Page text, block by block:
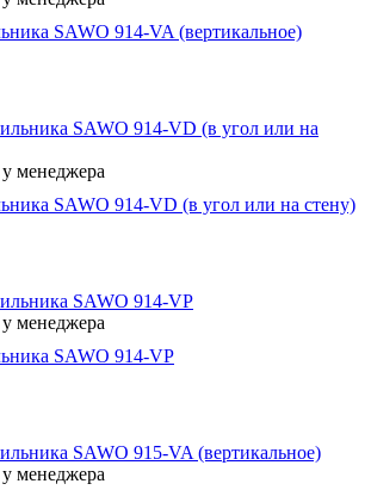
SAWO 914-VA (вертикальное)
менеджера
SAWO 914-VD (в угол или на стену)
менеджера
SAWO 914-VP
менеджера